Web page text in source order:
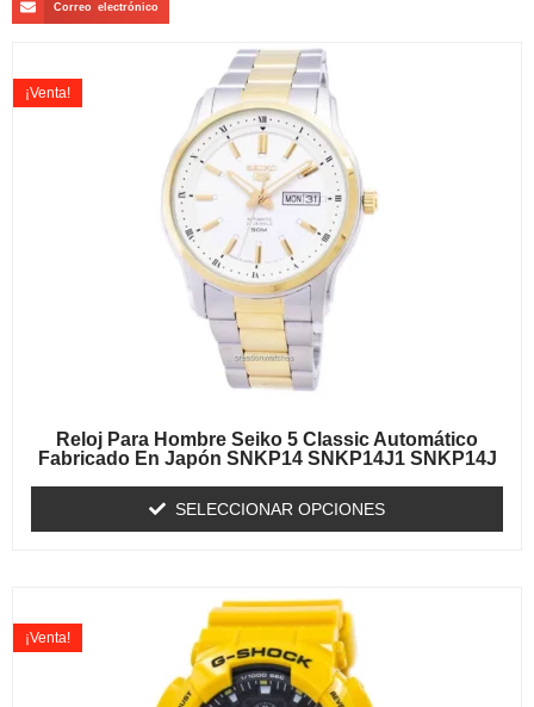
Correo electrónico
Reloj Para Hombre Seiko 5 Classic Automático
Fabricado En Japón SNKP14 SNKP14J1 SNKP14J
¡Venta!
SELECCIONAR OPCIONES
¡Venta!